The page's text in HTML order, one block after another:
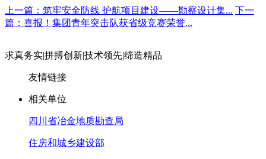
上一篇：筑牢安全防线 护航项目建设——勘察设计集... 下一
篇：喜报！集团青年突击队获省级竞赛荣誉...
求真务实|拼搏创新|技术领先|缔造精品
友情链接
相关单位
四川省冶金地质勘查局
住房和城乡建设部